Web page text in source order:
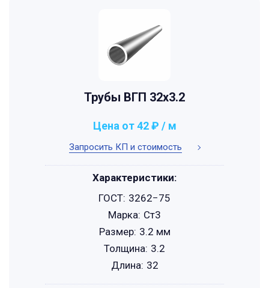
Трубы ВГП 32x3.2
Запросить КП и стоимость
Цена от 42 ₽ / м
Характеристики:
ГОСТ: 3262−75
Марка: Ст3
Размер: 3.2 мм
Толщина: 3.2
Длина: 32